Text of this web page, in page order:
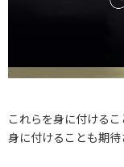
これらを身に付ける
身に付けることも期待